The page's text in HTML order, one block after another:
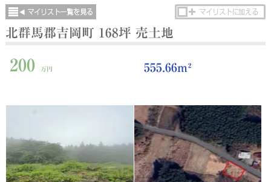
北群馬郡吉岡町 168坪 売土地
200 万円 555.66m²